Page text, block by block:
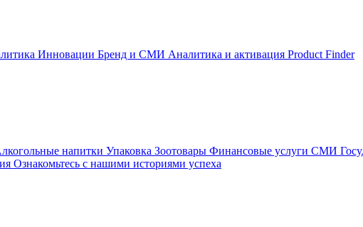
Инновации Бренд и СМИ Аналитика и активация Product Finder
напитки Упаковка Зоотовары Финансовые услуги СМИ
Ознакомьтесь с нашими историями успеха